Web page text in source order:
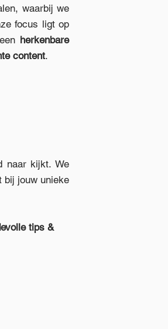
waarbij we
focus ligt op
herkenbare
content.
naar kijkt. We
bij jouw unieke
tips &